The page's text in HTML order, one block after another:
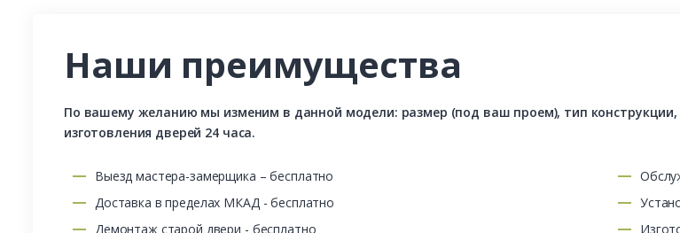
Наши преимущества
По вашему желанию мы изменим в данной модели: размер (под ваш проем), тип
изготовления дверей 24 часа.
Выезд мастера-замерщика – бесплатно
Доставка в пределах МКАД - бесплатно
Демонтаж старой двери - бесплатно